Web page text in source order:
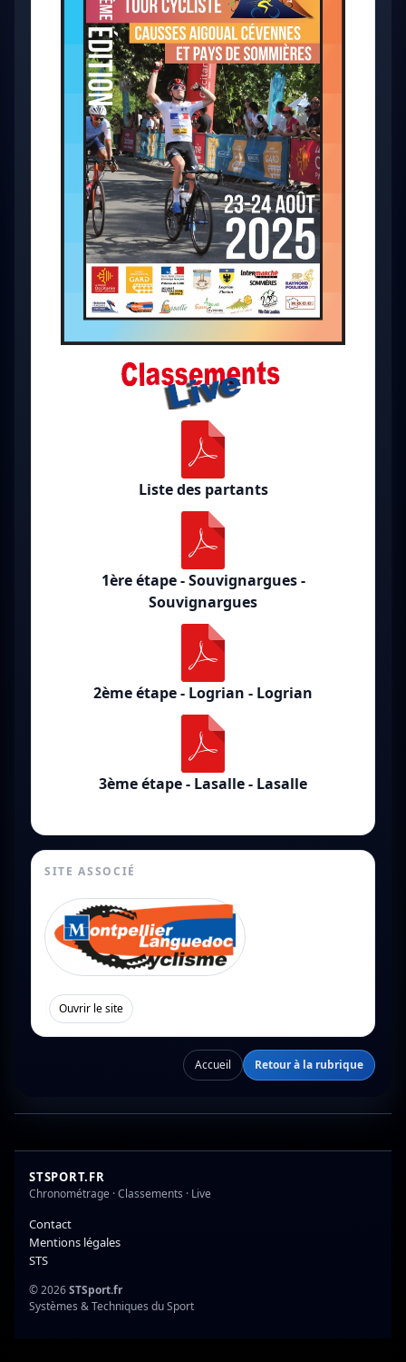
Liste des partants
1ère étape - Souvignargues -
Souvignargues
2ème étape - Logrian - Logrian
3ème étape - Lasalle - Lasalle
SITE ASSOCIÉ
Ouvrir le site
Accueil Retour à la rubrique
STSPORT.FR
Chronométrage · Classements · Live
Contact
Mentions légales
STS
© 2026STSport.fr
Systèmes & Techniques du Sport